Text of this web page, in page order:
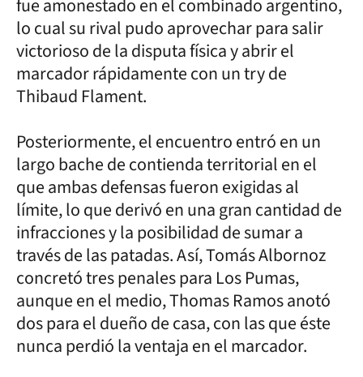
fue amonestado en el combinado argentino,
lo cual su rival pudo aprovechar para salir
victorioso de la disputa física y abrir el
marcador rápidamente con un try de
Thibaud Flament.
Posteriormente, el encuentro entró en un
largo bache de contienda territorial en el
que ambas defensas fueron exigidas al
límite, lo que derivó en una gran cantidad de
infracciones y la posibilidad de sumar a
través de las patadas. Así, Tomás Albornoz
concretó tres penales para Los Pumas,
aunque en el medio, Thomas Ramos anotó
dos para el dueño de casa, con las que éste
nunca perdió la ventaja en el marcador.